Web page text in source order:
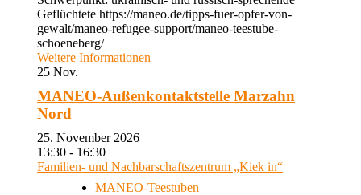
Geflüchtete https://maneo.de/tipps-fuer-opfer-von-
gewalt/maneo-refugee-support/maneo-teestube-
schoeneberg/
Weitere Informationen
25 Nov.
MANEO-Außenkontaktstelle Marzahn
Nord
25. November 2026
13:30 - 16:30
Familien- und Nachbarschaftszentrum „Kiek in“
MANEO-Teestuben